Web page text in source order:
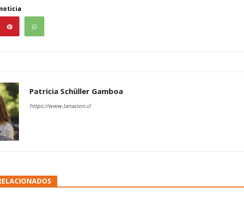
Patricia Schüller Gamboa
https://www.lanacion.cl